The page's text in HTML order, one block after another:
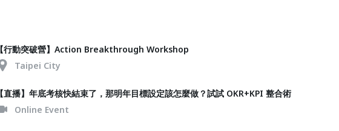
【行動突破營】Action Breakthrough Workshop
Taipei City
【直播】年底考核快結束了，那明年目標設定該怎麼做？試試 OKR+KPI 整合術
Online Event